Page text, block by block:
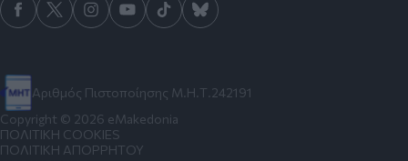
Αριθμός Πιστοποίησης Μ.Η.Τ.242191
Copyright © 2026 eMakedonia
ΠΟΛΙΤΙΚΗ COOKIES
ΠΟΛΙΤΙΚΗ ΑΠΟΡΡΗΤΟΥ